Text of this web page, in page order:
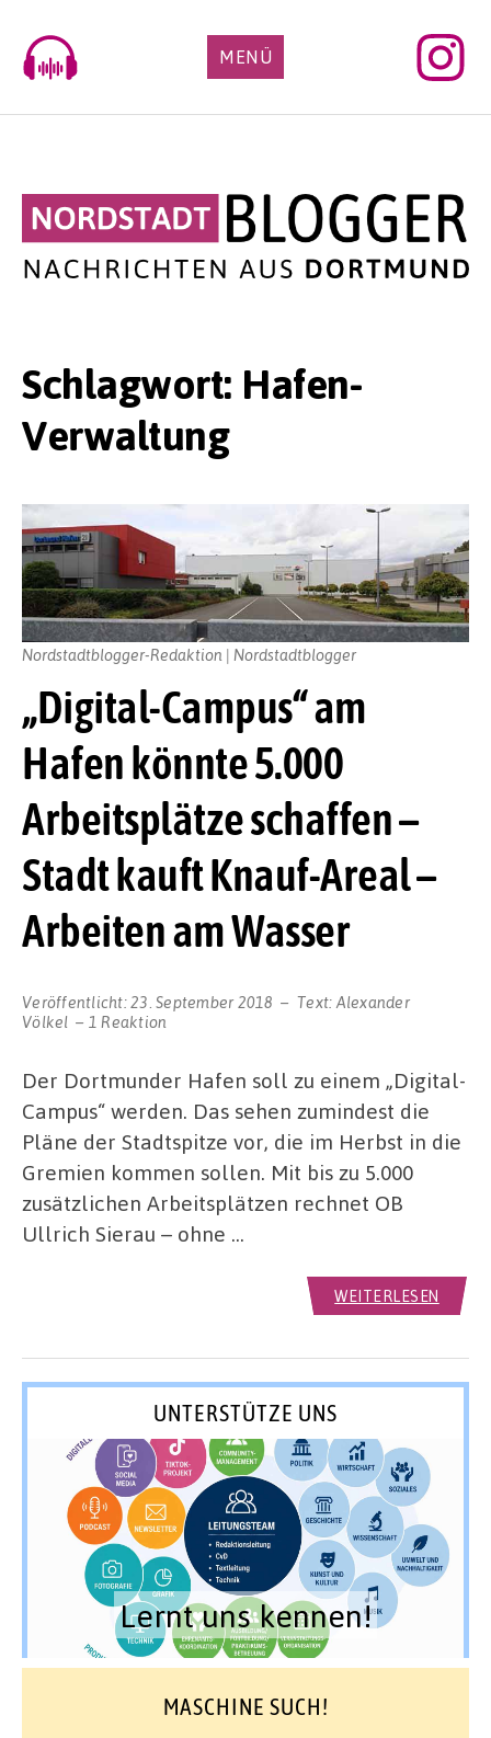
content
MENÜ
Schlagwort: Hafen-
Verwaltung
„Digital-Campus“ am
Hafen könnte 5.000
Arbeitsplätze schaffen –
Stadt kauft Knauf-Areal –
Arbeiten am Wasser
Veröffentlicht:23. September 2018 Text: Alexander
Völkel
1 Reaktion
Nordstadtblogger-Redaktion | Nordstadtblogger
Der Dortmunder Hafen soll zu einem „Digital-
Campus“ werden. Das sehen zumindest die
Pläne der Stadtspitze vor, die im Herbst in die
Gremien kommen sollen. Mit bis zu 5.000
zusätzlichen Arbeitsplätzen rechnet OB
Ullrich Sierau – ohne …
WEITERLESEN
UNTERSTÜTZE UNS
Lernt uns kennen!
MASCHINE SUCH!